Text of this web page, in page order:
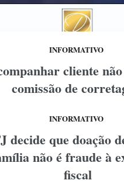
INFORMATIVO
cliente
comissão de
INFORMATIVO
decide que doação
não é fraude à
fiscal